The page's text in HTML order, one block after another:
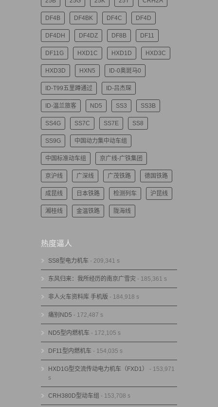
DF4B DF4BK DF4C DF4D
DF4DH DF4DZ DF8B DF11
DF11G HXD1C HXD1D HXD3C
HXD3D HXN5 ID-0奥斑马0
ID-T99五里蹲通过 ID-吕杰琛
ID-温兰旅客 ND5 SS3 SS3B
SS4G SS7C SS7E SS8
SS9G 中国动力集中动车组
中国标准动车组 京广线-广铁集团
京沪线 广深线 广茂铁路 德国铁路
成昆线 日本铁路 检测列车 沪昆线
湘桂线 金温铁路 陇海线
热度逼人
SS8型电力机车 - 209,341 s
东风归来：我所经历的南京广雪灾 - 185,361 s
非人火车资料库 手机版 - 184,918 s
痛别ND5 - 172,487 s
ND5型内燃机车 - 172,105 s
DF11型内燃机车 - 154,035 s
HXD1G型交流传动电力机车（FXD1）
- 153,971
s
CRH380D型动车组 - 153,708 s